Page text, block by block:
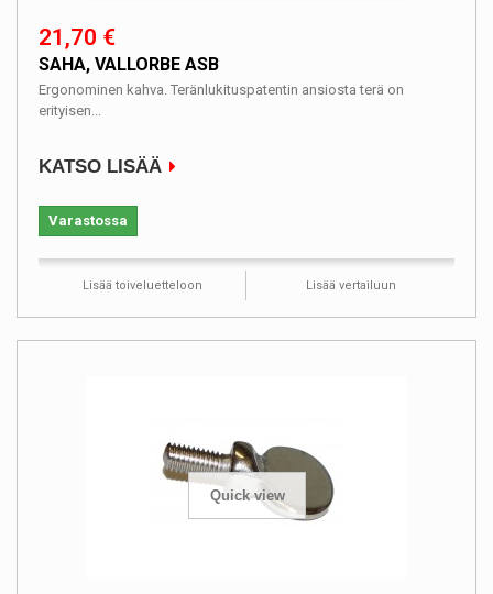
21,70 €
SAHA, VALLORBE ASB
Ergonominen kahva. Teränlukituspatentin ansiosta terä on
erityisen...
KATSO LISÄÄ
Varastossa
Lisää toiveluetteloon Lisää vertailuun
Quick view